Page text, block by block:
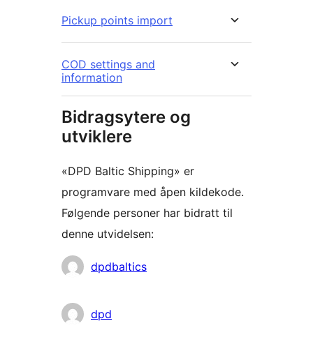
Pickup points import
COD settings and
information
Bidragsytere og
utviklere
«DPD Baltic Shipping» er
programvare med åpen kildekode.
Følgende personer har bidratt til
denne utvidelsen:
Bidragsytere
dpdbaltics
dpd